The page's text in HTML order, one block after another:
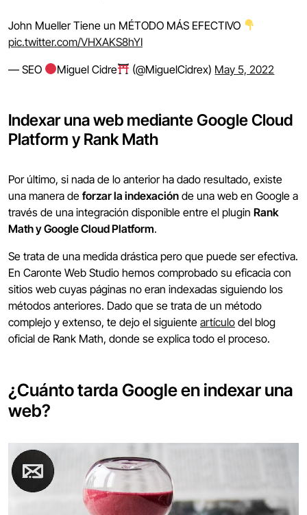
John Mueller Tiene un MÉTODO MÁS EFECTIVO
pic.twitter.com/VHXAKS8hYI
— SEO
Miguel Cidre (@MiguelCidrex) May 5, 2022
Indexar una web mediante Google Cloud
Platform y Rank Math
Por último, si nada de lo anterior ha dado resultado, existe
una manera de forzar la indexación de una web en Google a
través de una integración disponible entre el plugin Rank
Math y Google Cloud Platform.
Se trata de una medida drástica pero que puede ser efectiva.
En Caronte Web Studio hemos comprobado su eficacia con
sitios web cuyas páginas no eran indexadas siguiendo los
métodos anteriores. Dado que se trata de un método
complejo y extenso, te dejo el siguiente artículo del blog
oficial de Rank Math, donde se explica todo el proceso.
¿Cuánto tarda Google en indexar una
web?